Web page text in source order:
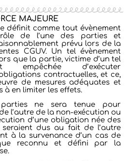
MAJEURE
définit comme tout évènement
de l’une des parties et
prévu lors de la
CGUV. Un tel évènement
que la partie, victime d’un tel
empêchée d’exécuter
contractuelles, et ce,
de mesures adéquates et
à en limiter les effets.
ne sera tenue pour
l’autre de la non-exécution ou
d’une obligation née des
seraient dus au fait de l’autre
à la survenance d’un cas de
reconnu et défini par la